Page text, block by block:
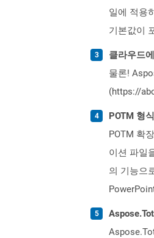
일에 적용
기본값이
클라우드
물론!
(https://
POTM 형
POTM 확
이션 파일
의 기능으